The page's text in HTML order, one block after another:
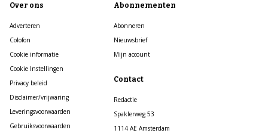
Over ons
Adverteren
Colofon
Cookie informatie
Cookie Instellingen
Privacy beleid
Disclaimer/vrijwaring
Leveringsvoorwaarden
Gebruiksvoorwaarden
Abonnementen
Abonneren
Nieuwsbrief
Mijn account
Contact
Redactie
Spaklerweg 53
1114 AE Amsterdam